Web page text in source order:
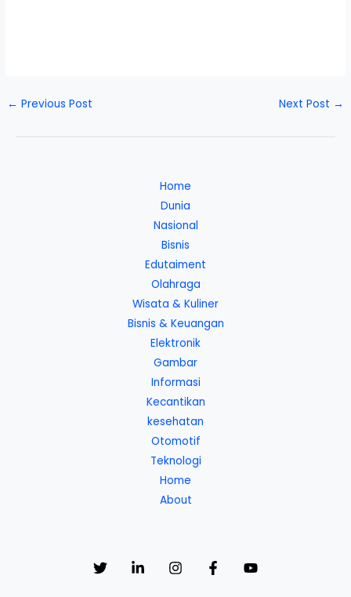
← Previous Post Next Post →
Home
Dunia
Nasional
Bisnis
Edutaiment
Olahraga
Wisata & Kuliner
Bisnis & Keuangan
Elektronik
Gambar
Informasi
Kecantikan
kesehatan
Otomotif
Teknologi
Home
About